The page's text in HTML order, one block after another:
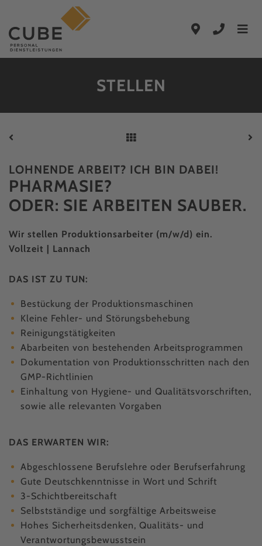
Zum Hauptinhalt springen
Zur Hauptnavigation springen
STELLEN
LOHNENDE ARBEIT? ICH BIN DABEI!
PHARMA­SIE?
ODER: SIE ARBEITEN SAUBER.
Wir stellen Produktionsarbeiter (m/w/d) ein.
Vollzeit | Lannach
DAS IST ZU TUN:
Bestückung der Produktionsmaschinen
Kleine Fehler- und Störungsbehebung
Reinigungstätigkeiten
Abarbeiten von bestehenden Arbeitsprogrammen
Dokumentation von Produktionsschritten nach den
GMP-Richtlinien
Einhaltung von Hygiene- und Qualitätsvorschriften,
sowie alle relevanten Vorgaben
DAS ERWARTEN WIR:
Abgeschlossene Berufslehre oder Berufserfahrung
Gute Deutschkenntnisse in Wort und Schrift
3-Schichtbereitschaft
Selbstständige und sorgfältige Arbeitsweise
Hohes Sicherheitsdenken, Qualitäts- und
Verantwortungsbewusstsein